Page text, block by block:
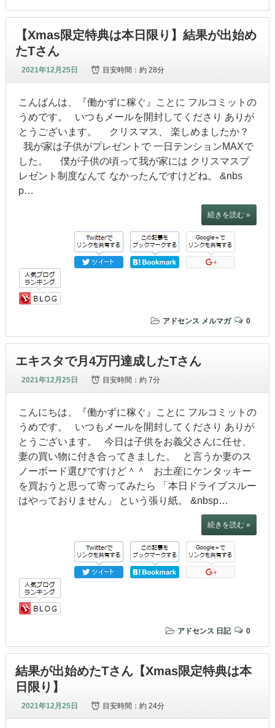
【Xmas限定特典は本日限り】結果が出始め
たTさん
2021年12月25日 目安時間：約 28分
こんばんは、『働かずに稼ぐ』ことに フルコミットの
うめです。 いつもメールを開封してくださり ありが
とうございます。 クリスマス、 楽しめましたか？
我が家は子供がプレゼントで 一日テンションMAXで
した。 僕が子供の頃って我が家には クリスマスプ
レゼント制度なんて なかったんですけどね。 &nbs
p…
続きを読む »
アドセンス メルマガ 0
エキスタで月4万円達成したTさん
2021年12月25日 目安時間：約 7分
こんにちは、『働かずに稼ぐ』ことに フルコミットの
うめです。 いつもメールを開封してくださり ありが
とうございます。 今日は子供をお義父さんに任せ、
妻の買い物に付き合ってきました。 と言うか妻のス
ノーボード選びですけど＾＾ お土産にケンタッキー
を買おうと思って寄ってみたら 「本日ドライブスルー
はやっておりません」 という張り紙。 &nbsp…
続きを読む »
アドセンス 日記 0
結果が出始めたTさん【Xmas限定特典は本
日限り】
2021年12月25日 目安時間：約 24分